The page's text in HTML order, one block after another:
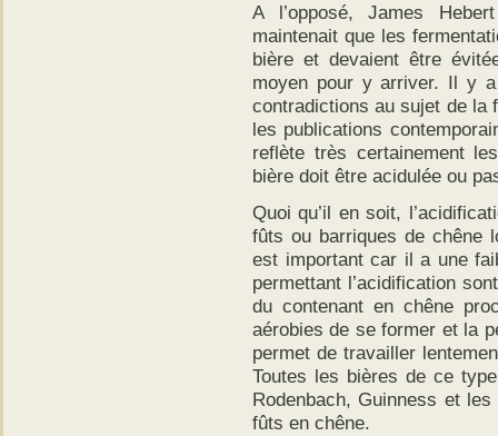
A l’opposé, James
maintenait que les
bière et devaient être
moyen pour y arriver. Il y a
contradictions au sujet de la
les publications
reflète très certainement
bière doit être acidulée ou
Quoi qu’il en soit,
fûts ou barriques de chêne
est important car il a une
permettant l’acidification
du contenant en chêne
aérobies de se former et la
permet de travailler
Toutes les bières de ce
Rodenbach, Guinness et
fûts en chêne.